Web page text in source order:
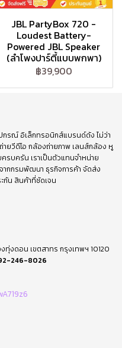
JBL PartyBox 720 -
Loudest Battery-
Powered JBL Speaker
(ลำโพงปาร์ตี้แบบพกพา)
฿39,900
กรณ์ อิเล็กทรอนิกส์แบรนด์ดัง ไม่ว่า
ยวีดีโอ กล้องถ่ายภาพ เลนส์กล้อง หู
ครบครัน เราเป็นตัวแทนจำหน่าย
ากกรมพัฒนา ธุรกิจการค้า จัดส่ง
กัน สินค้าที่ชัดเจน
งดอน เขตสาทร กรุงเทพฯ 10120
246-8026